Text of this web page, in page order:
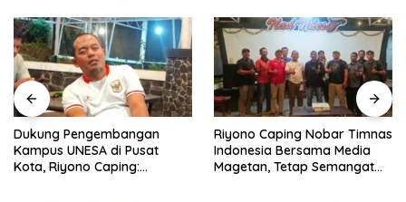
Dukung Pengembangan
Kampus UNESA di Pusat
Kota, Riyono Caping:
Riyono Caping Nobar Timnas
Indonesia Bersama Media
Magetan, Tetap Semangat